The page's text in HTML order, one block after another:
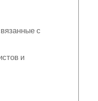
с
и